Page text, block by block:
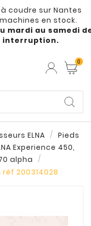
coudre sur Nantes
en stock.
mardi au samedi
interruption.
0
ELNA
Pieds
Experience 450,
alpha
réf 200314028